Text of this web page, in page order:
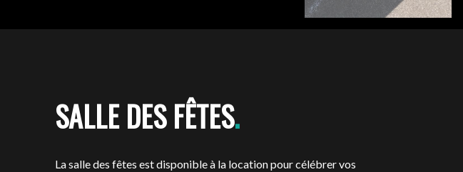
SALLE DES FÊTES.
La salle des fêtes est disponible à la location pour célébrer vos